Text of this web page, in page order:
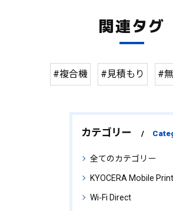
関連タグ
#複合機 #見積もり #
カテゴリー
全てのカテゴリー
KYOCERA Mobile Print
Wi‑Fi Direct